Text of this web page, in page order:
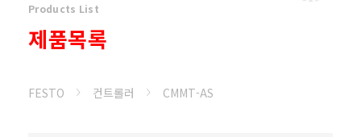
Products List
제품목록
FESTO 컨트롤러 CMMT-AS